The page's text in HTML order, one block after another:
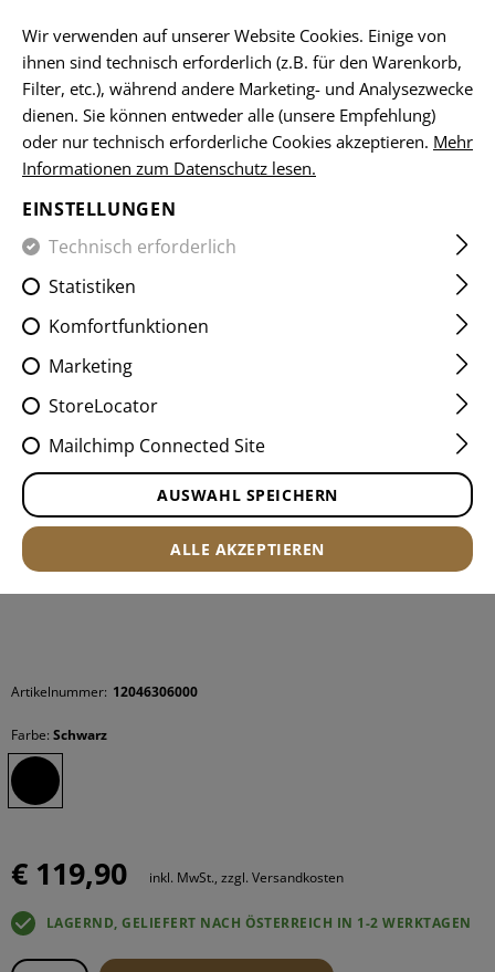
HOME SCHUSSWAFFENZUBEHÖR MÜNDUNGSGERÄTE
AUG STARBLAST HYBRID
COMPENSATOR
Artikelnummer: 12046306000
Farbe: Schwarz
€ 119,90 inkl. MwSt., zzgl. Versandkosten
LAGERND, GELIEFERT NACH ÖSTERREICH IN 1-2 WERKTAGEN
Wir verwenden auf unserer Website Cookies. Einige von
ihnen sind technisch erforderlich (z.B. für den Warenkorb,
Filter, etc.), während andere Marketing- und Analysezwecke
dienen. Sie können entweder alle (unsere Empfehlung)
oder nur technisch erforderliche Cookies akzeptieren. Mehr
Informationen zum Datenschutz lesen.
EINSTELLUNGEN
Technisch erforderlich
Statistiken
Komfortfunktionen
Marketing
StoreLocator
Mailchimp Connected Site
AUSWAHL SPEICHERN
ALLE AKZEPTIEREN